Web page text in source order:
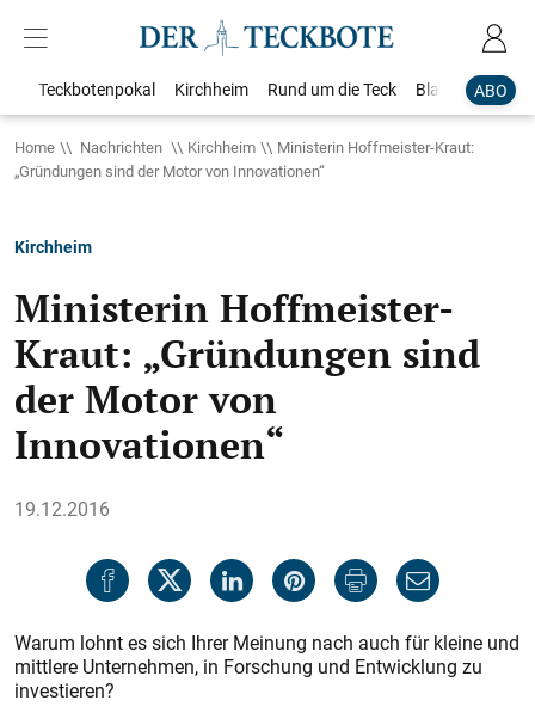
ABO
Teckbotenpokal Kirchheim Rund um die Teck Blaulicht
Home Nachrichten Kirchheim
Ministerin Hoffmeister-Kraut:
„Gründungen sind der Motor von Innovationen“
Kirchheim
Ministerin Hoffmeister-
Kraut: „Gründungen sind
der Motor von
Innovationen“
19.12.2016
Warum lohnt es sich Ihrer Meinung nach auch für kleine und
mittlere Unternehmen, in Forschung und Entwicklung zu
investieren?